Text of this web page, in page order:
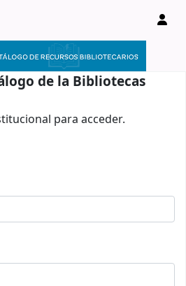
de la Bibliotecas
para acceder.